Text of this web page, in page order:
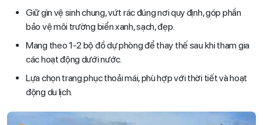
Giữ gìn vệ sinh chung, vứt rác đúng nơi quy định, góp phần
bảo vệ môi trường biển xanh, sạch, đẹp.
Mang theo 1-2 bộ đồ dự phòng để thay thế sau khi tham gia
các hoạt động dưới nước.
Lựa chọn trang phục thoải mái, phù hợp với thời tiết và hoạt
động du lịch.